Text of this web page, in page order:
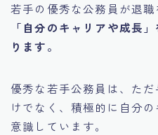
若手の優秀な公務員が退
「自分のキャリアや成長
ります。
優秀な若手公務員は、た
けでなく、積極的に自分
意識しています。